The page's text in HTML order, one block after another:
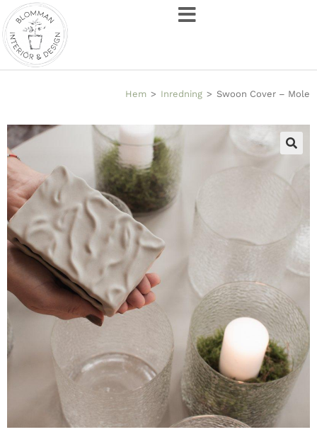
Hem > Inredning > Swoon Cover – Mole